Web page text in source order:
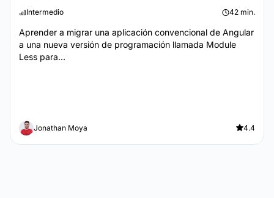
Intermedio 42 min.
Aprender a migrar una aplicación convencional de Angular
a una nueva versión de programación llamada Module
Less para...
Jonathan Moya 4.4